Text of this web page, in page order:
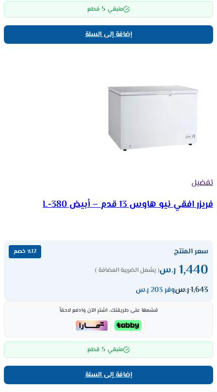
متبقي 5 قطع
إضافة إلى السلة
تفضيل
فريزر افقي نيو هاوس 13 قدم – أبيض 380-L
سعر المنتج ٪12 خصم
1,440 ر.س( يشمل الضريبة المضافة )
1,643ر.سوفر 203 ر.س
قسّمها على طريقتك، اشترِ الآن وادفع لاحقاً
متبقي 5 قطع
إضافة إلى السلة